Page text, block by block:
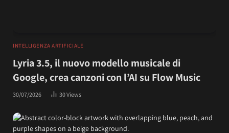
INTELLIGENZA ARTIFICIALE
Lyria 3.5, il nuovo modello musicale di
Google, crea canzoni con l’AI su Flow Music
30/07/2026 30Views